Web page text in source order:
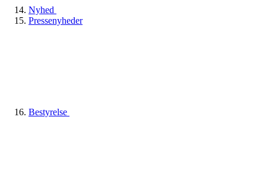
Nyhed
Pressenyheder
Bestyrelse